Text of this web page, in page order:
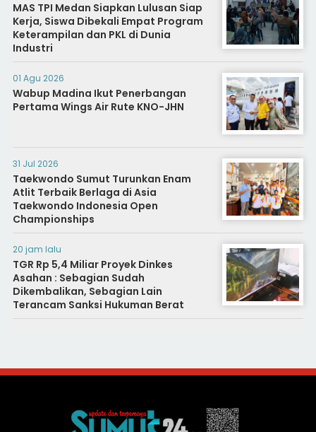
MAS TPI Medan Siapkan Lulusan Siap
Kerja, Siswa Dibekali Empat Program
Keterampilan dan PKL di Dunia
Industri
01 Agu 2026
Wabup Madina Ikut Penerbangan
Pertama Wings Air Rute KNO-JHN
31 Jul 2026
Taekwondo Sumut Turunkan Enam
Atlit Terbaik Berlaga di Asia
Taekwondo Indonesia Open
Championships
20 jam lalu
TGR Rp 5,4 Miliar Proyek Dinkes
Asahan : Sebagian Sudah
Dikembalikan, Sebagian Lain
Terancam Sanksi Hukuman Berat